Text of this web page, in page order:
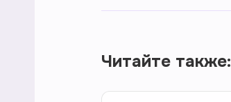
Читайте также: